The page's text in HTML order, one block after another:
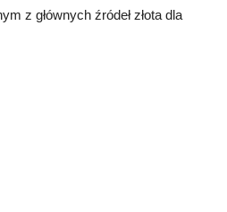
z głównych źródeł złota dla